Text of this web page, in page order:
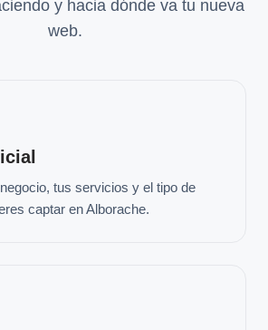
y hacia dónde va tu nueva
web.
tus servicios y el tipo de
captar en Alborache.